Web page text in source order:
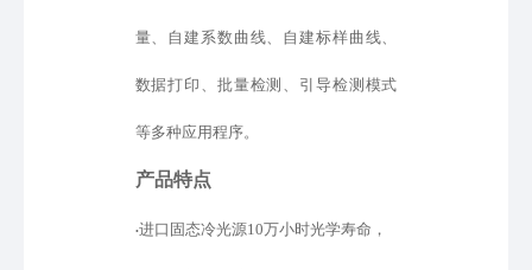
量、自建 系数 曲线、 自建标样曲线、
数据打印、批量检测、引导检测模式
等多种应用程序。
产品特点
•进口固态冷光源10万小时光学寿命，